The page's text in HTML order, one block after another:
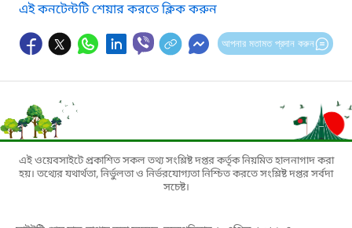
এই কনটেন্টটি শেয়ার করতে ক্লিক করুন
আপনার মতামত প্রদান করুন
এই ওয়েবসাইটে প্রকাশিত সকল তথ্য সংশ্লিষ্ট দপ্তর কর্তৃক নিয়মিত হালনাগাদ করা
হয়। তথ্যের যথার্থতা, নির্ভুলতা ও নির্ভরযোগ্যতা নিশ্চিত করতে সংশ্লিষ্ট দপ্তর সর্বদা
সচেষ্ট।